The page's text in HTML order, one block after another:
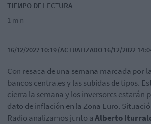
TIEMPO DE LECTURA
1 min
16/12/2022 10:19 (ACTUALIZADO 16/12/2022
Con resaca de una semana marcada por
bancos centrales y las subidas de tipos.
cierra la semana y los inversores estarán
dato de inflación en la Zona Euro.
Radio analizamos junto a Alberto